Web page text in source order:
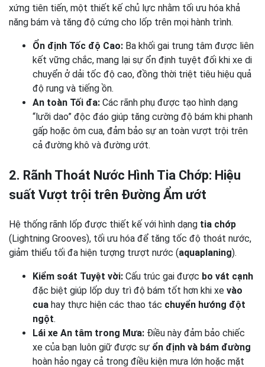
xứng tiên tiến, một thiết kế chủ lực nhằm tối ưu hóa khả
năng bám và tăng độ cứng cho lốp trên mọi hành trình.
Ổn định Tốc độ Cao: Ba khối gai trung tâm được liên
kết vững chắc, mang lại sự ổn định tuyệt đối khi xe di
chuyển ở dải tốc độ cao, đồng thời triệt tiêu hiệu quả
độ rung và tiếng ồn.
An toàn Tối đa: Các rãnh phụ được tạo hình dạng
“lưỡi dao” độc đáo giúp tăng cường độ bám khi phanh
gấp hoặc ôm cua, đảm bảo sự an toàn vượt trội trên
cả đường khô và đường ướt.
2. Rãnh Thoát Nước Hình Tia Chớp: Hiệu
suất Vượt trội trên Đường Ẩm ướt
Hệ thống rãnh lốp được thiết kế với hình dạng tia chớp
(Lightning Grooves), tối ưu hóa để tăng tốc độ thoát nước,
giảm thiểu tối đa hiện tượng trượt nước (aquaplaning).
Kiểm soát Tuyệt vời: Cấu trúc gai được bo vát cạnh
đặc biệt giúp lốp duy trì độ bám tốt hơn khi xe vào
cua hay thực hiện các thao tác chuyển hướng đột
ngột.
Lái xe An tâm trong Mưa: Điều này đảm bảo chiếc
xe của bạn luôn giữ được sự ổn định và bám đường
hoàn hảo ngay cả trong điều kiện mưa lớn hoặc mặt